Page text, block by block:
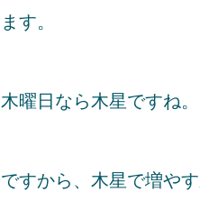
ます。
木曜日なら木星ですね。
ですから、木星で増や